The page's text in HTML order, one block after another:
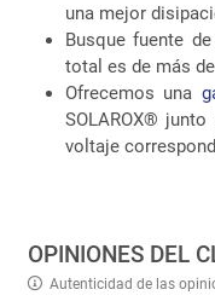
una mejor
Busque fuente
total es de más
Ofrecemos una
SOLAROX®
voltaje
OPINIONES DEL
Autenticidad de las